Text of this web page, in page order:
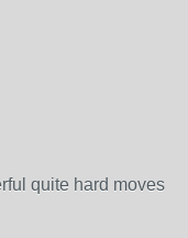
quite hard moves